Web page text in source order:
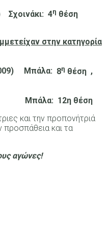
Σχοινάκι: 4η θέση
στην κατηγορία
Μπάλα: 8η θέση ,
Μπάλα: 12η θέση
και την προπονήτριά
προσπάθεια και τα
αγώνες!